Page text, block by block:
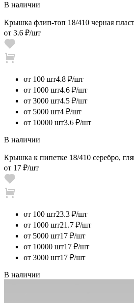
В наличии
Крышка флип-топ 18/410 черная
от 3.6 ₽/шт
от 100 шт4.8 ₽/шт
от 1000 шт4.6 ₽/шт
от 3000 шт4.5 ₽/шт
от 5000 шт4 ₽/шт
от 10000 шт3.6 ₽/шт
В наличии
Крышка к пипетке 18/410 серебро,
от 17 ₽/шт
от 100 шт23.3 ₽/шт
от 1000 шт21.7 ₽/шт
от 5000 шт17 ₽/шт
от 10000 шт17 ₽/шт
от 3000 шт17 ₽/шт
В наличии